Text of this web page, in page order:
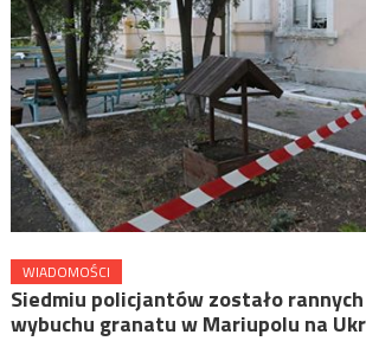
WIADOMOŚCI
Siedmiu policjantów zostało
wybuchu granatu w Mariupolu na